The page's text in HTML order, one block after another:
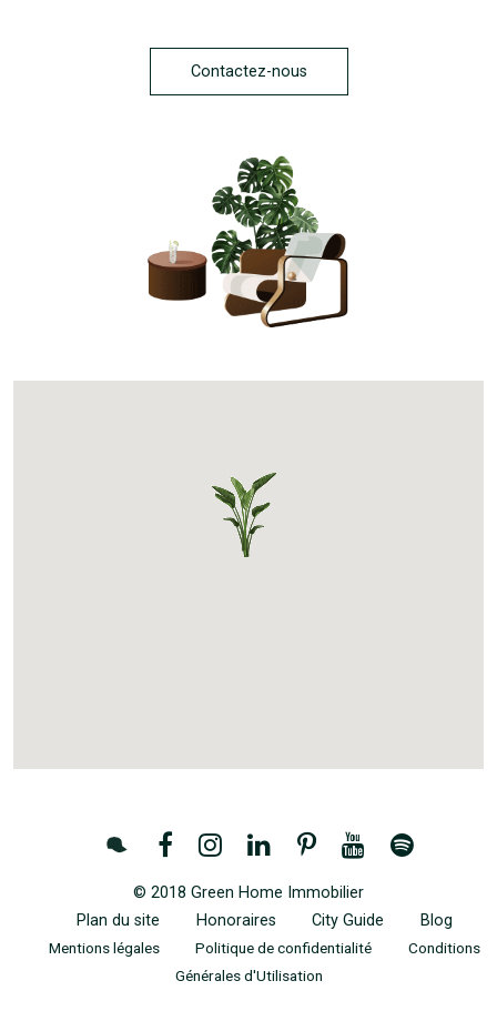
Contactez-nous
© 2018 Green Home Immobilier
Plan du site
Honoraires City Guide Blog
Mentions légales Politique de confidentialité
Conditions
Générales d'Utilisation